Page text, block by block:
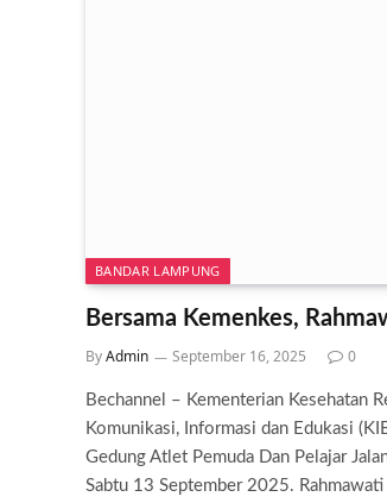
BANDAR LAMPUNG
Bersama Kemenkes,
ByAdmin September 16, 2025 0
Bechannel – Kementerian Kesehatan
Komunikasi, Informasi dan Edukasi
Gedung Atlet Pemuda Dan Pelajar
Sabtu 13 September 2025.